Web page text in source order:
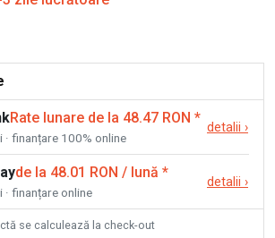
Rate lunare de la 48.47 RON *
· finanțare 100% online
detalii ›
de la 48.01 RON / lună *
· finanțare online
detalii ›
se calculează la check-out